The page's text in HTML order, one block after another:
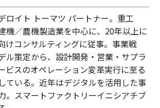
ロイト トーマツ パートナー。重工
機／農機製造業を中心に、20年以上に
けコンサルティングに従事。事業戦
ル策定から、設計開発・営業・サプラ
ビスのオペレーション変革実行に至る
ている。近年はデジタルを活用した事
。スマートファクトリーイニシアチブ